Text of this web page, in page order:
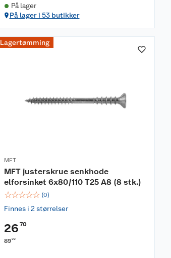
På lager
På lager i 53 butikker
Lagertømming
MFT
MFT justerskrue senkhode
elforsinket 6x80/110 T25 A8 (8 stk.)
☆☆☆☆☆ (0)
Finnes i 2 størrelser
26 70
8900